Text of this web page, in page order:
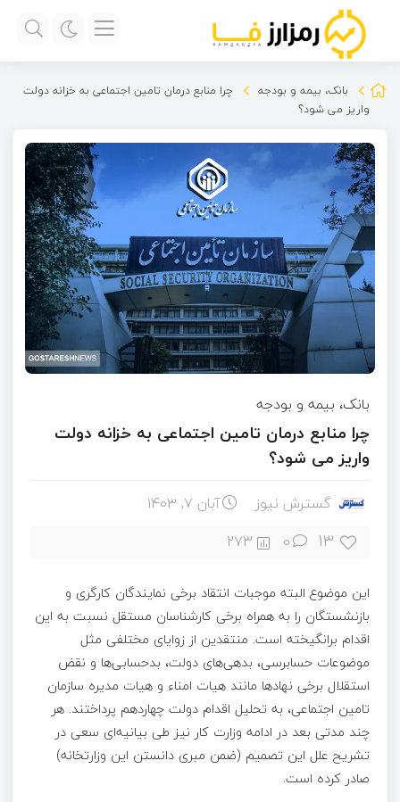
بانک، بیمه و بودجه
چرا منابع درمان تامین اجتماعی به خزانه دولت
واریز می شود؟
بانک، بیمه و بودجه
چرا منابع درمان تامین اجتماعی به خزانه دولت
واریز می شود؟
گسترش نیوز آبان ۷, ۱۴۰۳
13
0
273
این موضوع البته موجبات انتقاد برخی نمایندگان کارگری و
بازنشستگان را به همراه برخی کارشناسان مستقل نسبت به این
اقدام برانگیخته است. منتقدین از زوایای مختلفی مثل
موضوعات حسابرسی، بدهی‌های دولت، بدحسابی‌ها و نقض
استقلال برخی نهادها مانند هیات‌ امناء و هیات مدیره سازمان
تامین اجتماعی، به تحلیل اقدام دولت چهاردهم پرداختند. هر
چند مدتی بعد در ادامه وزارت کار نیز طی بیانیه‌ای سعی در
تشریح علل این تصمیم (ضمن مبری دانستن این وزارتخانه)
صادر کرده است.